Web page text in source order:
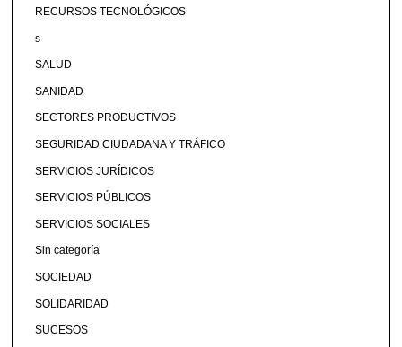
RECURSOS TECNOLÓGICOS
s
SALUD
SANIDAD
SECTORES PRODUCTIVOS
SEGURIDAD CIUDADANA Y TRÁFICO
SERVICIOS JURÍDICOS
SERVICIOS PÚBLICOS
SERVICIOS SOCIALES
Sin categoría
SOCIEDAD
SOLIDARIDAD
SUCESOS